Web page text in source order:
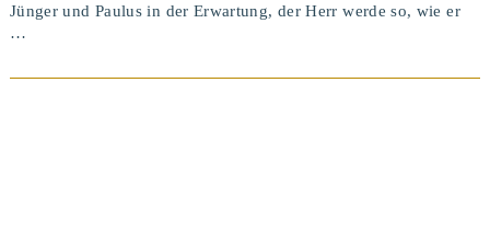
Jünger und Paulus in der Erwartung, der Herr werde so, wie er
…